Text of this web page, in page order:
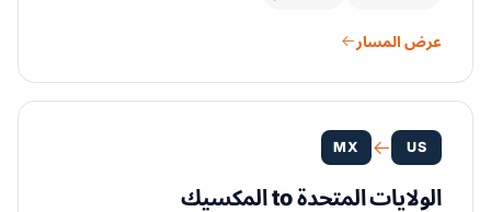
عرض المسار
US
MX
الولايات المتحدة to المكسيك